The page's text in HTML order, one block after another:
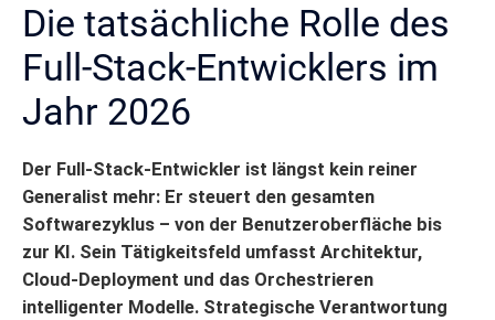
Die tatsächliche Rolle des
Full-Stack-Entwicklers im
Jahr 2026
Der Full-Stack-Entwickler ist längst kein reiner
Generalist mehr: Er steuert den gesamten
Softwarezyklus – von der Benutzeroberfläche bis
zur KI. Sein Tätigkeitsfeld umfasst Architektur,
Cloud-Deployment und das Orchestrieren
intelligenter Modelle. Strategische Verantwortung